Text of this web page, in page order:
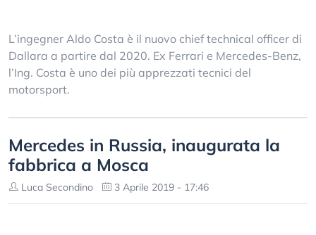
L’ingegner Aldo Costa è il nuovo chief technical officer di
Dallara a partire dal 2020. Ex Ferrari e Mercedes-Benz,
l’Ing. Costa è uno dei più apprezzati tecnici del
motorsport.
Mercedes in Russia, inaugurata la
fabbrica a Mosca
Luca Secondino 3 Aprile 2019 - 17:46